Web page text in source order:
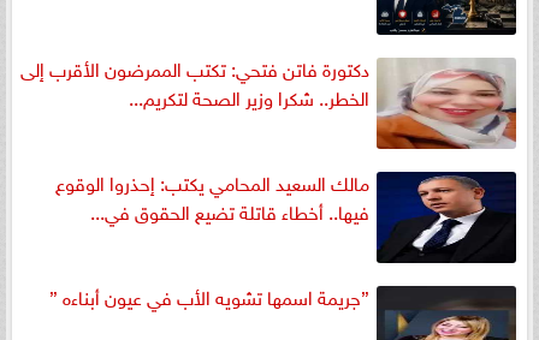
دكتورة فاتن فتحي: تكتب الممرضون الأقرب إلى
الخطر.. شكرا وزير الصحة لتكريم...
مالك السعيد المحامي يكتب: إحذروا الوقوع
فيها.. أخطاء قاتلة تضيع الحقوق في...
”جريمة اسمها تشويه الأب في عيون أبناءه ”